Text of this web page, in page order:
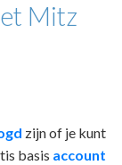
Mitz
zijn of je kunt
basis account